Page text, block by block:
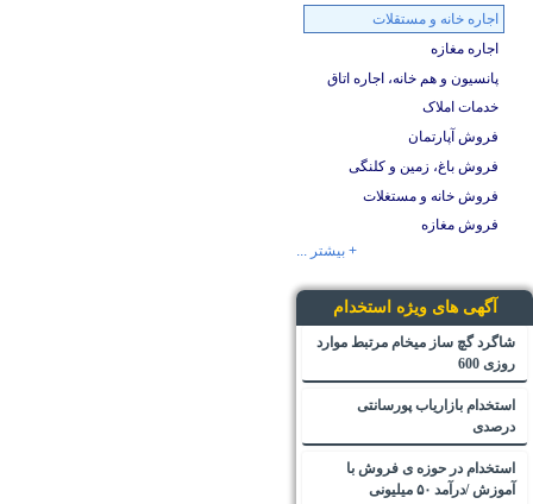
اجاره خانه و مستقلات
اجاره مغازه
پانسیون و هم خانه، اجاره اتاق
خدمات املاک
فروش آپارتمان
فروش باغ، زمین و کلنگی
فروش خانه و مستغلات
فروش مغازه
+ بیشتر ...
آگهی های ویژه استخدام
شاگرد گچ ساز میخام مرتبط موارد
روزی 600
استخدام بازاریاب پورسانتی
درصدی
استخدام در حوزه ی فروش با
آموزش /درآمد ۵۰ میلیونی